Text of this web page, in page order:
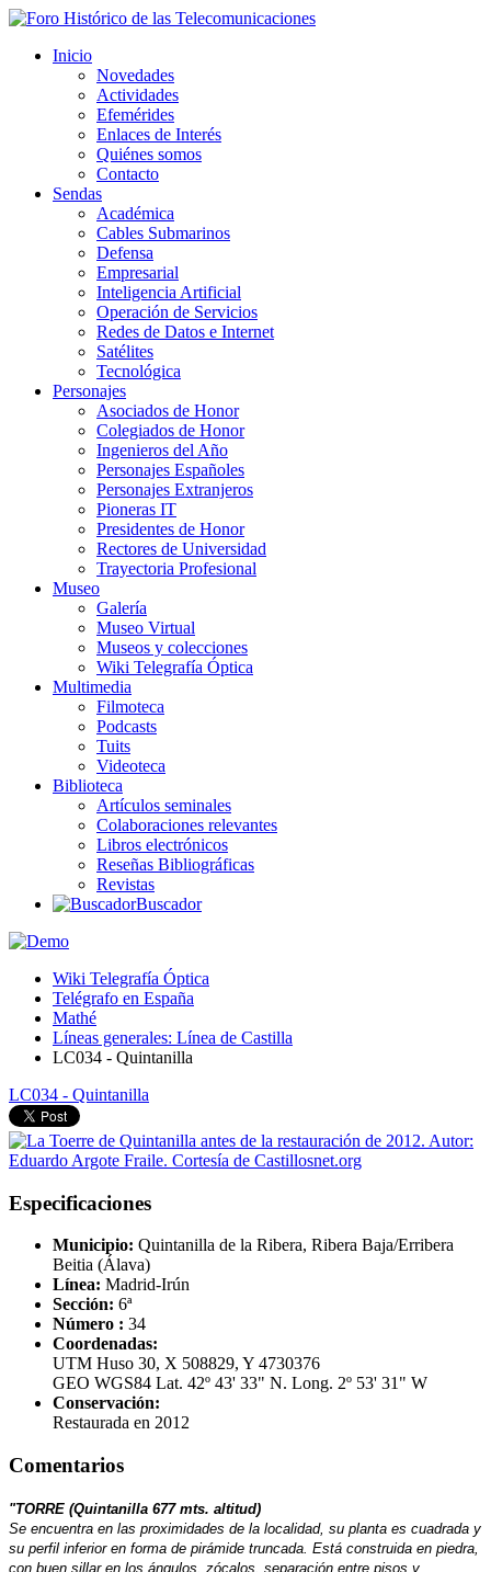
Inicio
Novedades
Actividades
Efemérides
Enlaces de Interés
Quiénes somos
Contacto
Sendas
Académica
Cables Submarinos
Defensa
Empresarial
Inteligencia Artificial
Operación de Servicios
Redes de Datos e Internet
Satélites
Tecnológica
Personajes
Asociados de Honor
Colegiados de Honor
Ingenieros del Año
Personajes Españoles
Personajes Extranjeros
Pioneras IT
Presidentes de Honor
Rectores de Universidad
Trayectoria Profesional
Museo
Galería
Museo Virtual
Museos y colecciones
Wiki Telegrafía Óptica
Multimedia
Filmoteca
Podcasts
Tuits
Videoteca
Biblioteca
Artículos seminales
Colaboraciones relevantes
Libros electrónicos
Reseñas Bibliográficas
Revistas
Buscador
Wiki Telegrafía Óptica
Telégrafo en España
Mathé
Líneas generales: Línea de Castilla
LC034 - Quintanilla
LC034 - Quintanilla
Especificaciones
Municipio: Quintanilla de la Ribera, Ribera Baja/Erribera
Beitia (Álava)
Línea: Madrid-Irún
Sección: 6ª
Número : 34
Coordenadas:
UTM Huso 30, X 508829, Y 4730376
GEO WGS84 Lat. 42º 43' 33" N. Long. 2º 53' 31" W
Conservación:
Restaurada en 2012
Comentarios
"TORRE (Quintanilla 677 mts. altitud)
Se encuentra en las proximidades de la localidad, su planta es cuadrada y
su perfil inferior en forma de pirámide truncada. Está construida en piedra,
con buen sillar en los ángulos, zócalos, separación entre pisos y